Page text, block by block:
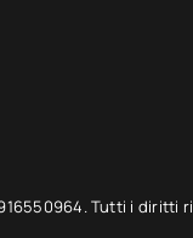
Tutti i diritti